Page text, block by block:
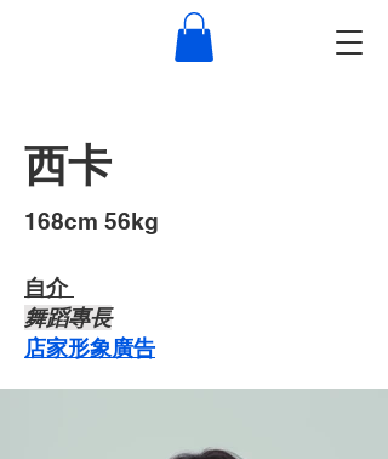
西卡
​168cm 56kg
自介 ​
​舞蹈專長
店家形象廣告